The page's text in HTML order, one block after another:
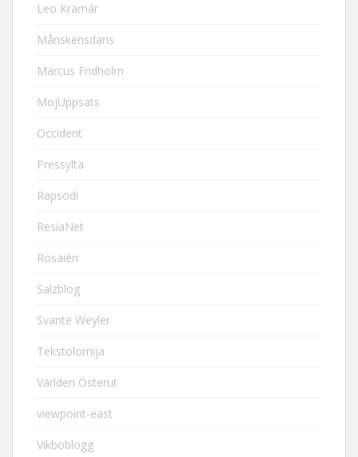
Leo Kramár
Månskensdans
Marcus Fridholm
MojUppsats
Occident
Pressylta
Rapsodi
ResiaNet
Rosaièn
Salzblog
Svante Weyler
Tekstolomija
Världen Österut
viewpoint-east
Vikboblogg